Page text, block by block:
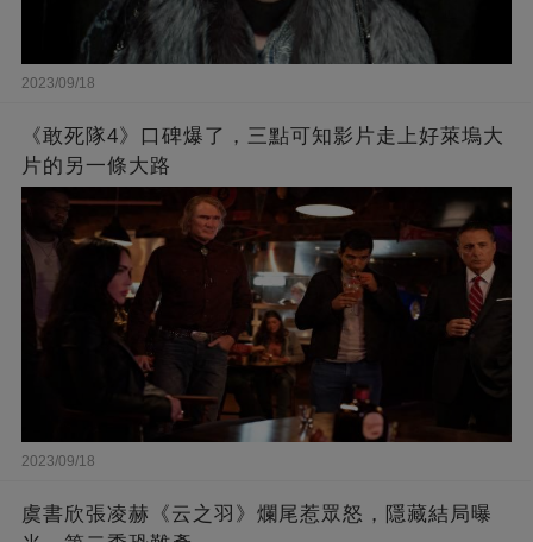
2023/09/18
《敢死隊4》口碑爆了，三點可知影片走上好萊塢大
片的另一條大路
2023/09/18
虞書欣張凌赫《云之羽》爛尾惹眾怒，隱藏結局曝